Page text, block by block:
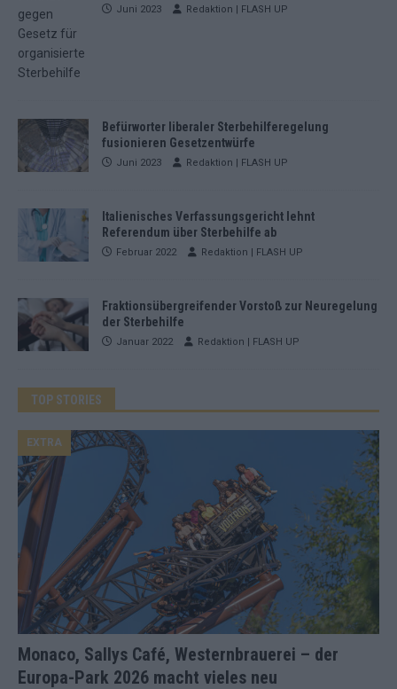
Juni 2023 Redaktion | FLASH UP
Befürworter liberaler Sterbehilferegelung
fusionieren Gesetzentwürfe
Juni 2023 Redaktion | FLASH UP
Italienisches Verfassungsgericht lehnt
Referendum über Sterbehilfe ab
Februar 2022 Redaktion | FLASH UP
Fraktionsübergreifender Vorstoß zur Neuregelung
der Sterbehilfe
Januar 2022 Redaktion | FLASH UP
TOP STORIES
Monaco, Sallys Café, Westernbrauerei – der
Europa-Park 2026 macht vieles neu
EXTRA